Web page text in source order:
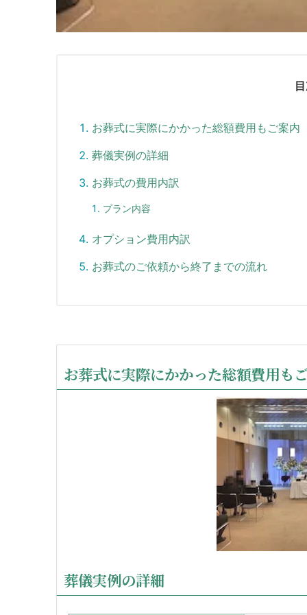
お葬式に実際にかかった総額費用もご案内
葬儀実例の詳細
お葬式の費用内訳
プラン内容
オプション費用内訳
お葬式のご依頼から終了までの流れ
お葬式に実際にかかった総額費用も
葬儀実例の詳細